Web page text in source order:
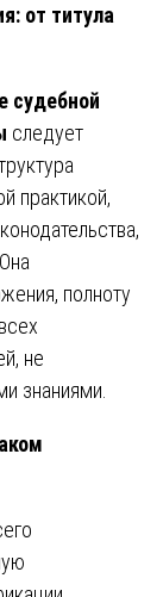
от титула
судебной
следует
практикой,
полноту
не
знаниями.